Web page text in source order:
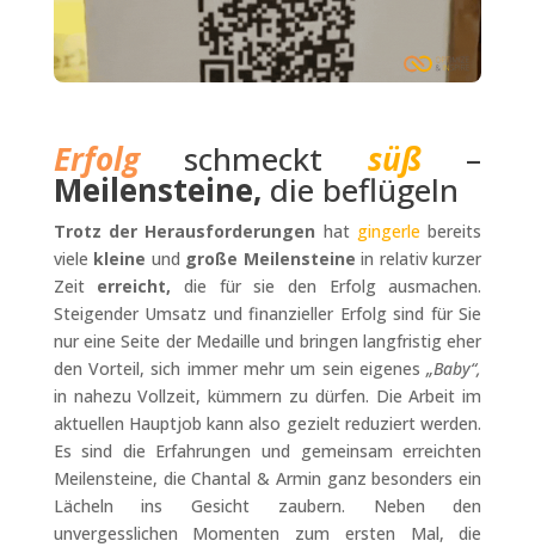
Erfolgschmeckt süß–
Meilensteine, die beflügeln
Trotz der Herausforderungen hat gingerlebereits
viele kleine und große Meilensteine in relativ kurzer
Zeit erreicht, die für sie den Erfolg ausmachen.
Steigender Umsatz und finanzieller Erfolg sind für Sie
nur eine Seite der Medaille und bringen langfristig eher
den Vorteil, sich immer mehr um sein eigenes„Baby“,
in nahezu Vollzeit, kümmern zu dürfen. Die Arbeit im
aktuellen Hauptjob kann also gezielt reduziert werden.
Es sind die Erfahrungen und gemeinsam erreichten
Meilensteine, die Chantal & Armin ganz besonders ein
Lächeln ins Gesicht zaubern. Neben den
unvergesslichen Momenten zum ersten Mal, die